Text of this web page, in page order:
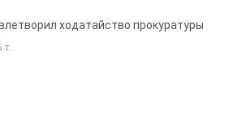
ходатайство прокуратуры
т.